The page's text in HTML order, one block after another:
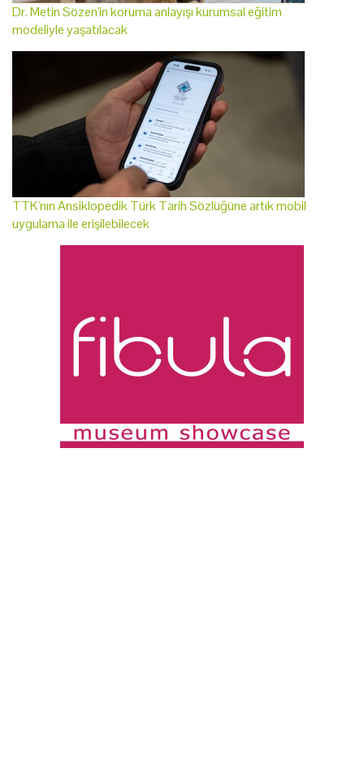
Dr. Metin Sözen'in koruma anlayışı kurumsal eğitim
modeliyle yaşatılacak
TTK'nın Ansiklopedik Türk Tarih Sözlüğüne artık mobil
uygulama ile erişilebilecek